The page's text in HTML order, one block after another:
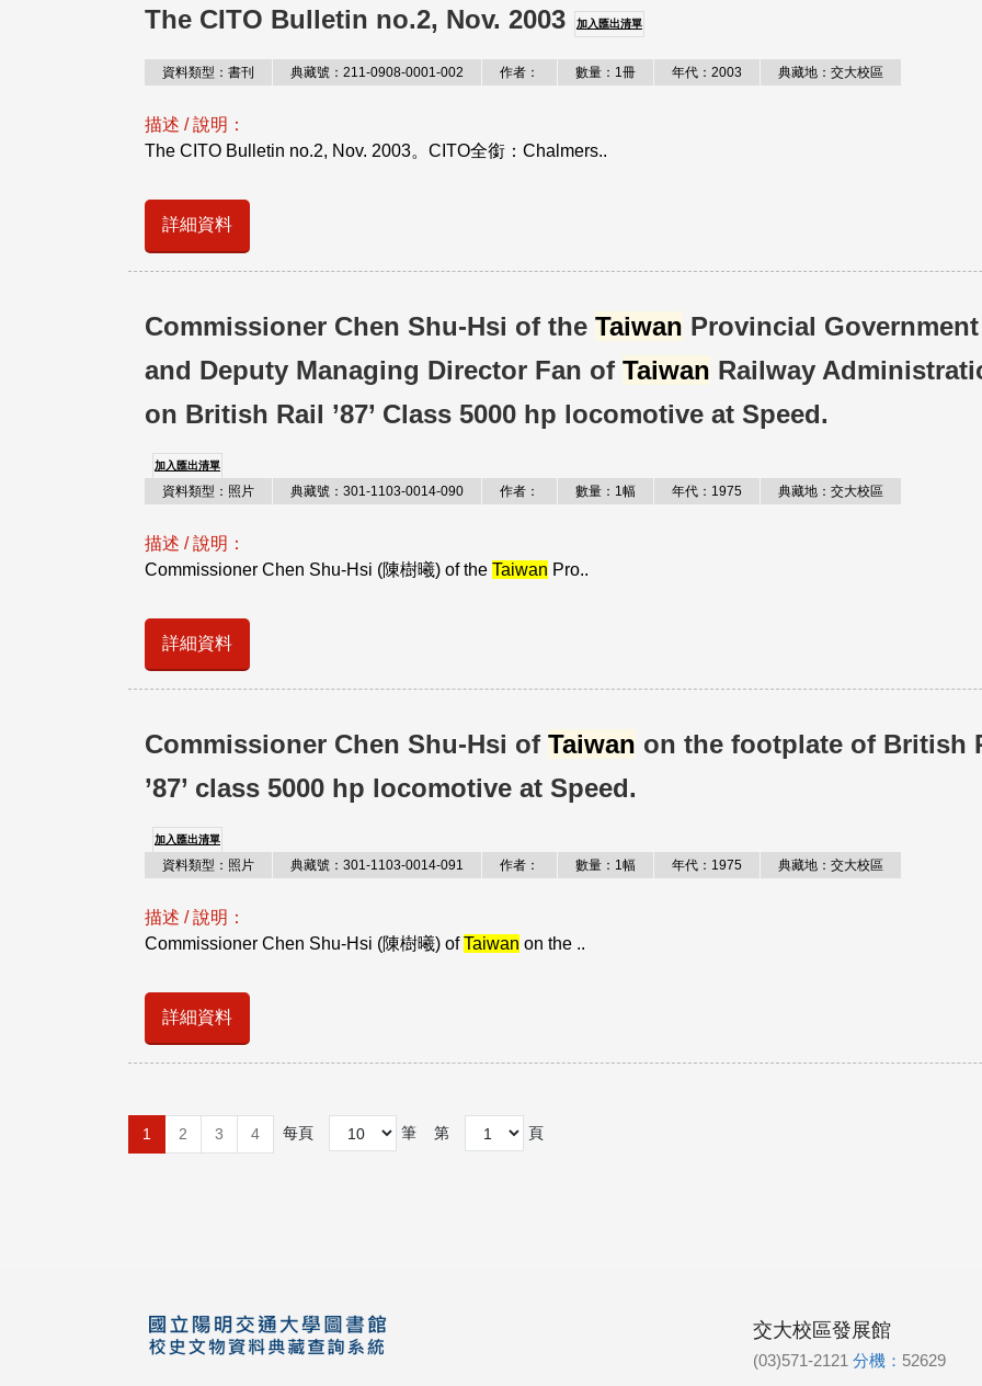
The CITO Bulletin no.2, Nov. 2003 加入匯出清單
資料類型：書刊 典藏號：211-0908-0001-002 作者： 數量：1冊 年代：2003 典藏地：交大校區
描述 / 說明：
The CITO Bulletin no.2, Nov. 2003。CITO全銜：Chalmers..
詳細資料
Commissioner Chen Shu-Hsi of the Taiwan Provincial Government
and Deputy Managing Director Fan of Taiwan Railway
on British Rail ’87’ Class 5000 hp locomotive at Speed.
加入匯出清單
資料類型：照片 典藏號：301-1103-0014-090 作者： 數量：1幅 年代：1975 典藏地：交大校區
描述 / 說明：
Commissioner Chen Shu-Hsi (陳樹曦) of the Taiwan Pro..
詳細資料
Commissioner Chen Shu-Hsi of Taiwan on the footplate of British
’87’ class 5000 hp locomotive at Speed.
加入匯出清單
資料類型：照片 典藏號：301-1103-0014-091 作者： 數量：1幅 年代：1975 典藏地：交大校區
描述 / 說明：
Commissioner Chen Shu-Hsi (陳樹曦) ofTaiwan on the ..
詳細資料
1 2 3 4 每頁 筆 第 頁
交大校區發展館
(03)571-2121 分機： 52629